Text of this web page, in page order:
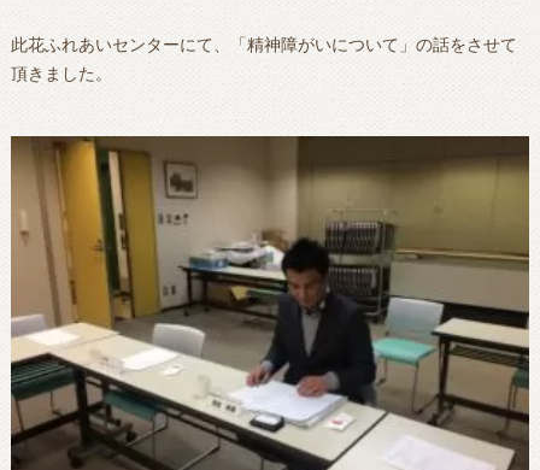
此花ふれあいセンターにて、「精神障がいについて」の話をさせて
頂きました。